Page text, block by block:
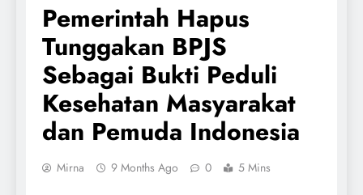
Pemerintah Hapus
Tunggakan BPJS
Sebagai Bukti Peduli
Kesehatan Masyarakat
dan Pemuda Indonesia
Mirna 9 Months Ago 0 5 Mins